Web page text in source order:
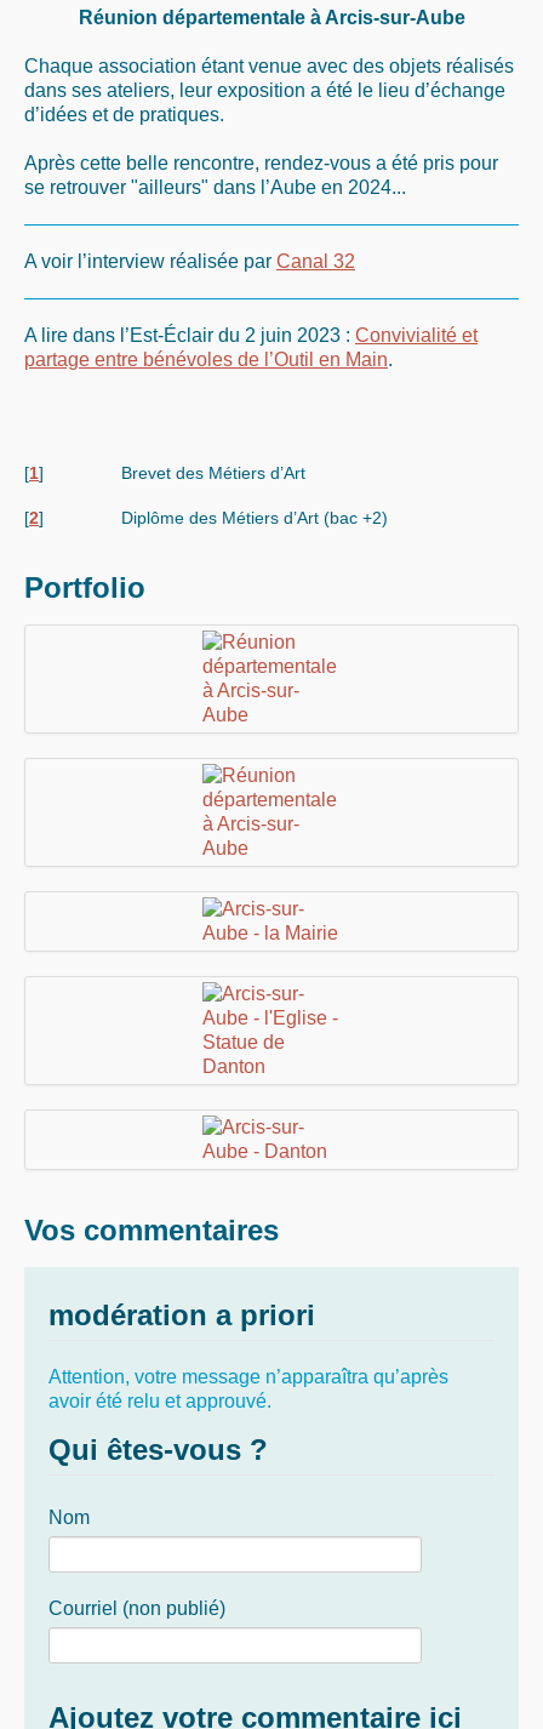
Réunion départementale à Arcis-sur-Aube
Chaque association étant venue avec des objets réalisés
dans ses ateliers, leur exposition a été le lieu d’échange
d’idées et de pratiques.
Après cette belle rencontre, rendez-vous a été pris pour
se retrouver "ailleurs" dans l’Aube en 2024...
A voir l’interview réalisée par Canal 32
A lire dans l’Est-Éclair du 2 juin 2023 : Convivialité et
partage entre bénévoles de l’Outil en Main.
[1] Brevet des Métiers d’Art
[2] Diplôme des Métiers d’Art (bac +2)
Portfolio
Vos commentaires
modération a priori
Attention, votre message n’apparaîtra qu’après
avoir été relu et approuvé.
Qui êtes-vous ?
Nom
Courriel (non publié)
Ajoutez votre commentaire ici